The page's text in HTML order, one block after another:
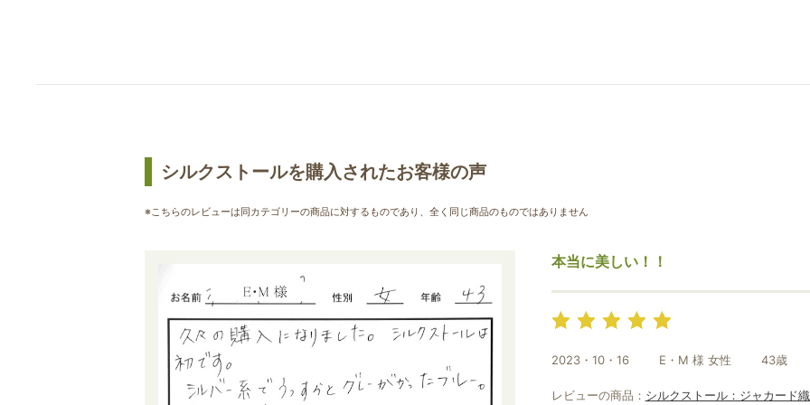
シルクストールを購入されたお客様の声
※こちらのレビューは同カテゴリーの商品に対するものであり、全く同じ商品のものではありません
本当に美しい！！
2023・10・16 E・M 様 女性 43歳
レビューの商品： シルクストール：ジャカード